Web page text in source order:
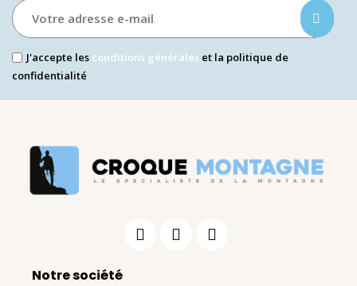
J'accepte les conditions générales et la politique de
confidentialité
Notre société